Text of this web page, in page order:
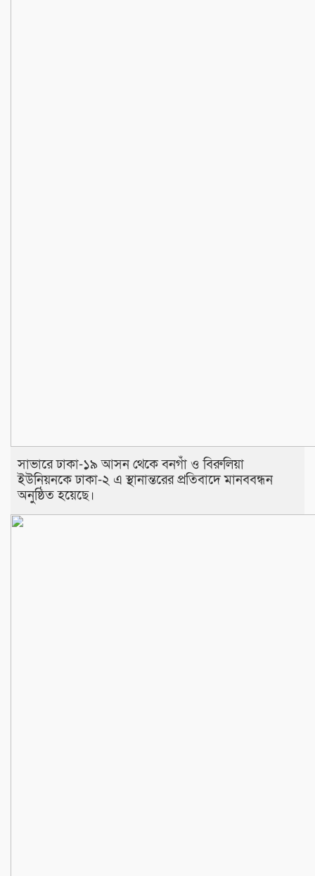
সাভারে ঢাকা-১৯ আসন থেকে বনগাঁ ও বিরুলিয়া
ইউনিয়নকে ঢাকা-২ এ স্থানান্তরের প্রতিবাদে মানববন্ধন
অনুষ্ঠিত হয়েছে।